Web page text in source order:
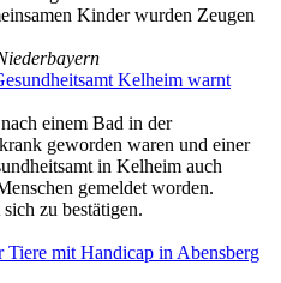
Kinder wurden Zeugen
Kelheim warnt
einem Bad in der
geworden waren und einer
in Kelheim auch
gemeldet worden.
zu bestätigen.
mit Handicap in Abensberg